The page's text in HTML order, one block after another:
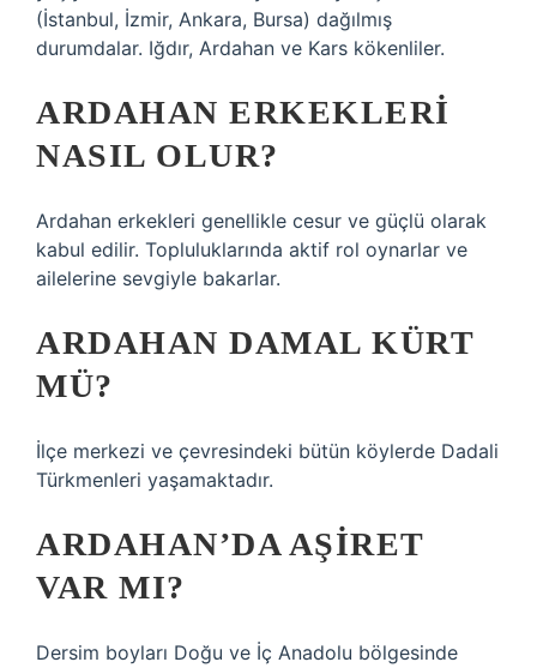
(İstanbul, İzmir, Ankara, Bursa) dağılmış
durumdalar. Iğdır, Ardahan ve Kars kökenliler.
ARDAHAN ERKEKLERI
NASIL OLUR?
Ardahan erkekleri genellikle cesur ve güçlü olarak
kabul edilir. Topluluklarında aktif rol oynarlar ve
ailelerine sevgiyle bakarlar.
ARDAHAN DAMAL KÜRT
MÜ?
İlçe merkezi ve çevresindeki bütün köylerde Dadali
Türkmenleri yaşamaktadır.
ARDAHAN’DA AŞIRET
VAR MI?
Dersim boyları Doğu ve İç Anadolu bölgesinde